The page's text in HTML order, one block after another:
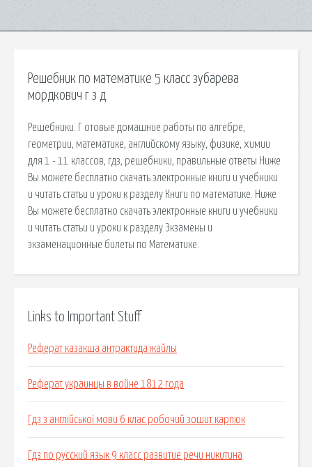
Решебник по математике 5 класс зубарева
мордкович г з д
Решебники. Г отовые домашние работы по алгебре,
геометрии, математике, английскому языку, физике, химии
для 1 - 11 классов, гдз, решебники, правильные ответы Ниже
Вы можете бесплатно скачать электронные книги и учебники
и читать статьи и уроки к разделу Книги по математике. Ниже
Вы можете бесплатно скачать электронные книги и учебники
и читать статьи и уроки к разделу Экзамены и
экзаменационные билеты по Математике.
Links to Important Stuff
Реферат казакша антрактида жайлы
Реферат украинцы в войне 1812 года
Гдз з англійської мови 6 клас робочий зошит карпюк
Гдз по русский язык 9 класс развитие речи никитина